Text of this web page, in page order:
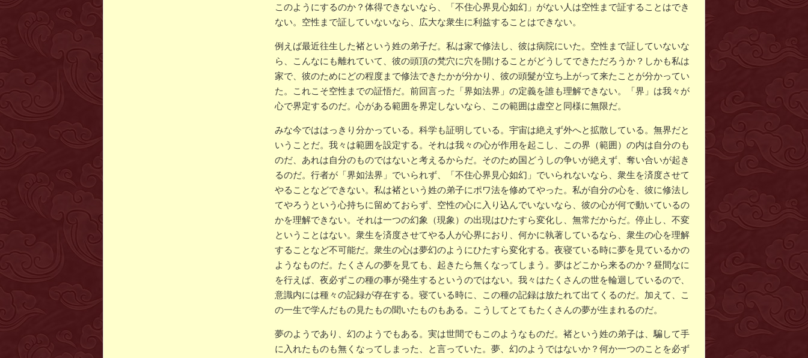
このようにするのか？体得できないなら、「不住心界見心如幻」がない人は空性まで証することはでき
ない。空性まで証していないなら、広大な衆生に利益することはできない。
例えば最近往生した褚という姓の弟子だ。私は家で修法し、彼は病院にいた。空性まで証していないな
ら、こんなにも離れていて、彼の頭頂の梵穴に穴を開けることがどうしてできただろうか？しかも私は
家で、彼のためにどの程度まで修法できたかが分かり、彼の頭髮が立ち上がって来たことが分かってい
た。これこそ空性までの証悟だ。前回言った「界如法界」の定義を誰も理解できない。「界」は我々が
心で界定するのだ。心がある範囲を界定しないなら、この範囲は虚空と同様に無限だ。
みな今でははっきり分かっている。科学も証明している。宇宙は絶えず外へと拡散している。無界だと
いうことだ。我々は範囲を設定する。それは我々の心が作用を起こし、この界（範囲）の内は自分のも
のだ、あれは自分のものではないと考えるからだ。そのため国どうしの争いが絶えず、奪い合いが起き
るのだ。行者が「界如法界」でいられず、「不住心界見心如幻」でいられないなら、衆生を済度させて
やることなどできない。私は褚という姓の弟子にポワ法を修めてやった。私が自分の心を、彼に修法し
てやろうという心持ちに留めておらず、空性の心に入り込んでいないなら、彼の心が何で動いているの
かを理解できない。それは一つの幻象（現象）の出現はひたすら変化し、無常だからだ。停止し、不変
ということはない。衆生を済度させてやる人が心界におり、何かに執著しているなら、衆生の心を理解
することなど不可能だ。衆生の心は夢幻のようにひたすら変化する。夜寝ている時に夢を見ているかの
ようなものだ。たくさんの夢を見ても、起きたら無くなってしまう。夢はどこから来るのか？昼間なに
を行えば、夜必ずこの種の事が発生するというのではない。我々はたくさんの世を輪迴しているので、
意識内には種々の記録が存在する。寝ている時に、この種の記録は放たれて出てくるのだ。加えて、こ
の一生で学んだもの見たもの聞いたものもある。こうしてとてもたくさんの夢が生まれるのだ。
夢のようであり、幻のようでもある。実は世間でもこのようなものだ。褚という姓の弟子は、騙して手
に入れたものも無くなってしまった、と言っていた。夢、幻のようではないか？何か一つのことを必ず